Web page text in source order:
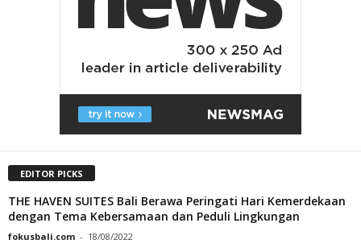
EDITOR PICKS
THE HAVEN SUITES Bali Berawa Peringati Hari Kemerdekaan
dengan Tema Kebersamaan dan Peduli Lingkungan
fokusbali.com - 18/08/2022